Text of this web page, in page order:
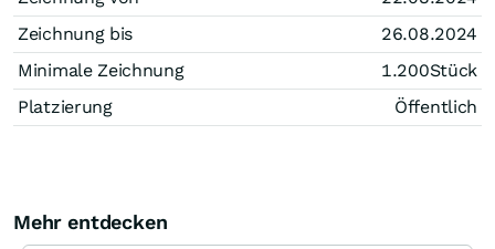
Zeichnung bis
26.08.2024
Minimale Zeichnung
1.200Stück
Platzierung
Öffentlich
Mehr entdecken